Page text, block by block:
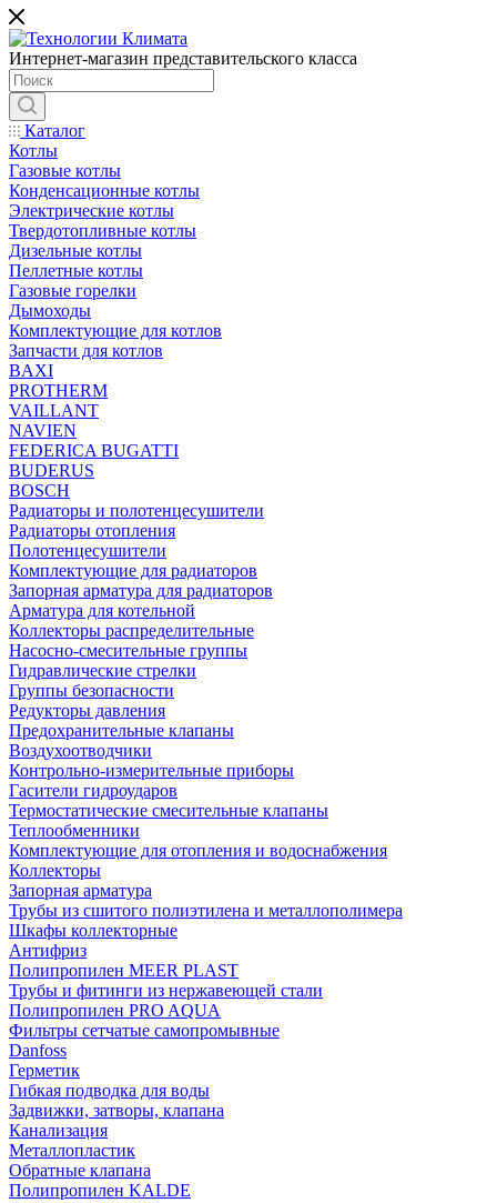
Интернет-магазин представительского класса
Каталог
Котлы
Газовые котлы
Конденсационные котлы
Электрические котлы
Твердотопливные котлы
Дизельные котлы
Пеллетные котлы
Газовые горелки
Дымоходы
Комплектующие для котлов
Запчасти для котлов
BAXI
PROTHERM
VAILLANT
NAVIEN
FEDERICA BUGATTI
BUDERUS
BOSCH
Радиаторы и полотенцесушители
Радиаторы отопления
Полотенцесушители
Комплектующие для радиаторов
Запорная арматура для радиаторов
Арматура для котельной
Коллекторы распределительные
Насосно-смесительные группы
Гидравлические стрелки
Группы безопасности
Редукторы давления
Предохранительные клапаны
Воздухоотводчики
Контрольно-измерительные приборы
Гасители гидроударов
Термостатические смесительные клапаны
Теплообменники
Комплектующие для отопления и водоснабжения
Коллекторы
Запорная арматура
Трубы из сшитого полиэтилена и металлополимера
Шкафы коллекторные
Антифриз
Полипропилен MEER PLAST
Трубы и фитинги из нержавеющей стали
Полипропилен PRO AQUA
Фильтры сетчатые самопромывные
Danfoss
Герметик
Гибкая подводка для воды
Задвижки, затворы, клапана
Канализация
Металлопластик
Обратные клапана
Полипропилен KALDE